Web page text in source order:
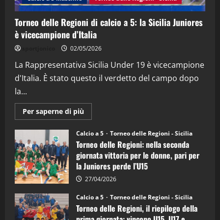
4 15/04/2026
"SportEmpire" in Podcast
“SportEmpire” in Podcast: 26^ Puntata
08/04/2026
Torneo delle Regioni di calcio a 5: la Sicilia Juniores
è vicecampione d’Italia
02/05/2026
La Rappresentativa Sicilia Under 19 è vicecampione
d'Italia. È stato questo il verdetto del campo dopo
la...
Per saperne di più
informazioni
Torneo
delle
Regioni
di
calcio
a
5:
la
Juniores
è
vicecampione
d’Italia
Calcio a 5 Torneo delle Regioni - Sicilia
Torneo delle Regioni: nella seconda
giornata vittoria per le donne, pari per
la Juniores perde l’U15
27/04/2026
Calcio a 5 Torneo delle Regioni - Sicilia
Torneo delle Regioni, il riepilogo della